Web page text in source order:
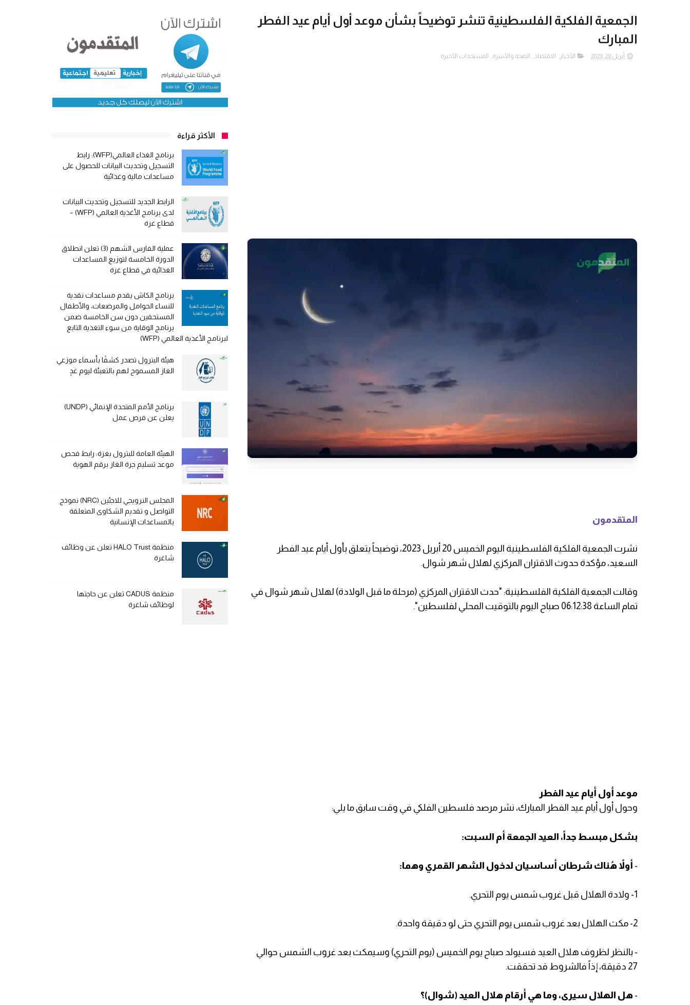
الجمعية الفلكية الفلسطينية تنشر توضيحاً بشأن موعد أول أيام عيد الفطر
المبارك
أبريل 20, 2023 الأخبار , الاقتصاد, الصحة والأسرة, المستجدات الأخيرة
المتقدمون
نشرت الجمعية الفلكية الفلسطينية اليوم الخميس 20 أبريل 2023، توضيحاً يتعلق بأول أيام عيد الفطر
السعيد، مؤكدة حدوث الاقتران المركزي لهلال شهر شوال.
وقالت الجمعية الفلكية الفلسطينية: "حدث الاقتران المركزي (مرحلة ما قبل الولادة) لهلال شهر شوال في
تمام الساعة 06:12:38 صباح اليوم بالتوقيت المحلي لفلسطين".
موعد أول أيام عيد الفطر
وحول أول أيام عيد الفطر المبارك، نشر مرصد فلسطين الفلكي في وقت سابق ما يلي:
بشكل مبسط جداً، العيد الجمعة أم السبت:
- أولاً هُناك شرطان أساسيان لدخول الشهر القمري وهما:
1- ولادة الهلال قبل غروب شمس يوم التحري.
2- مكث الهلال بعد غروب شمس يوم التحري حتى لو دقيقة واحدة.
- بالنظر لظروف هلال العيد فسيولد صباح يوم الخميس (يوم التحري) وسيمكث بعد غروب الشمس حوالي
27 دقيقة، إذاً فالشروط قد تحققت.
- هل الهلال سيرى، وما هي أرقام هلال العيد (شوال)؟
الأكثر قراءة
برنامج الغذاء العالمي(WFP): رابط
التسجيل وتحديث البيانات للحصول على
مساعدات مالية وغذائية
الرابط الجديد للتسجيل وتحديث البيانات
لدى برنامج الأغذية العالمي (WFP) –
قطاع غزة
عملية الفارس الشهم (3) تعلن انطلاق
الدورة الخامسة لتوزيع المساعدات
الغذائية في قطاع غزة
برنامج الكاش يقدم مساعدات نقدية
للنساء الحوامل والمرضعات، والأطفال
المستحقين دون سن الخامسة ضمن
برنامج الوقاية من سوء التغذية التابع
لبرنامج الأغذية العالمي (WFP)
هيئة البترول تصدر كشفًا بأسماء موزعي
الغاز المسموح لهم بالتعبئة ليوم غدٍ
برنامج الأمم المتحدة الإنمائي (UNDP)
يعلن عن فرص عمل
الهيئة العامة للبترول بغزة: رابط فحص
موعد تسليم جرة الغاز برقم الهوية
المجلس النرويجي للاجئين (NRC) نموذج
التواصل و تقديم الشكاوى المتعلقة
بالمساعدات الإنسانية
منظمة HALO Trust تعلن عن وظائف
شاغرة
منظمة CADUS تعلن عن حاجتها
لوظائف شاغرة